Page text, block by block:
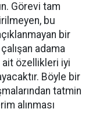
Görevi tam
bu
bir
adama
ait özellikleri iyi
Böyle bir
tatmin
alınması